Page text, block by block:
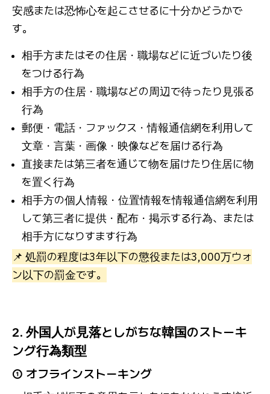
安感または恐怖心を起こさせるに十分かどうかで
す。
相手方またはその住居・職場などに近づいたり後
をつける行為
相手方の住居・職場などの周辺で待ったり見張る
行為
郵便・電話・ファックス・情報通信網を利用して
文章・言葉・画像・映像などを届ける行為
直接または第三者を通じて物を届けたり住居に物
を置く行為
相手方の個人情報・位置情報を情報通信網を利用
して第三者に提供・配布・掲示する行為、または
相手方になりすます行為
📌 処罰の程度は3年以下の懲役または3,000万ウォ
ン以下の罰金です。
2. 外国人が見落としがちな韓国のストーキ
ング行為類型
① オフラインストーキング